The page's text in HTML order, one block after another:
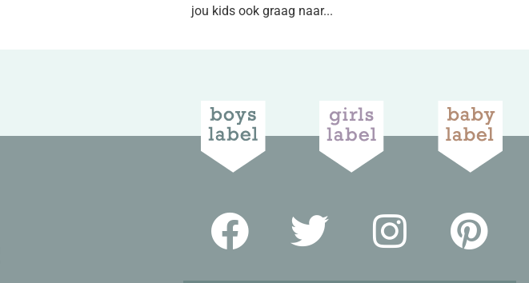
jou kids ook graag naar...